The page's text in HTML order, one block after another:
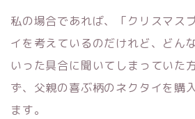
私の場合であれば、「クリスマス
イを考えているのだけれど、どん
いった具合に聞いてしまっていた
ず、父親の喜ぶ柄のネクタイを購
ます。